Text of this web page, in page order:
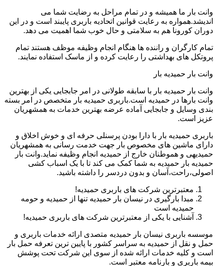
وانت بار ما همیشه و در تمام مراحل به رضایت شما می
اندیشد.همواره به رعایت قوانین اتحادیه باربری پایبند است و در این
دوران کورونا هم به سلامتی و حال خوب شما اهمیت می دهد.
تمام کارگران و راننده ها هنگام انجام وظیفه موظف هستند تمام
پروتکل های بهداشتی را رعایت کرده و از ماسک استفاده نمایند.
وانت بار حمیدیه بار
وانت بار حمیدیه بار با سابقه طولانی در امر جابجایی یکی از بهترین
وانت بارها در حمیدیه است.باربری حمیدیه بار متخصص در امر بسته
بندی وسایل و جابجایی آماده عرضه بهترین خدمات به همشهریان
عزیز است.
باربری حمیدیه بار با دارا بودن پرسنلی حرفه ای و خوش اخلاق و
دارای ماشین های مخصوص بار جهت خدمت رسانی به همشهریان
حمیدیهی و هموطنان خارج از حمیدیه انجام وظیفه نماید.وانت بار
حمیدیه بار حمیدیه به شما کمک می کند تا با یک اسباب کشی
اصولی،راحت،آسان و بدون دردسر را داشته باشید.
معتبرترین شرکت های باربری حمیدیه!
مبدا بارگیری در نیسان بار حمیدیه تنها از حمیدیه و حومه
حمیدیه است
آشنایی با یکی از معتبرترین شرکت های باربری حمیدیه!
موسسه باربری نیسان بار حمیدیه متصدی ارائه خدمات باربری و
حمل و نقل از حمیدیه به سراسر کشور با پایین ترین تعرفه حمل بار
است و کلیه خدمات ارائه شده از سوی این شرکت تحت پوشش
بیمه باربری و بارنامه معتبر است.